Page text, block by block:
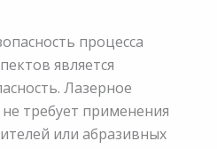
процесса
является
Лазерное
требует применения
или абразивных